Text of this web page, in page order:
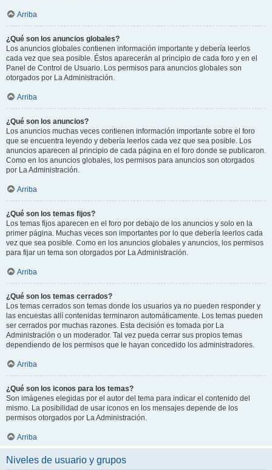
Arriba
¿Qué son los anuncios globales?
Los anuncios globales contienen información importante y debería leerlos
cada vez que sea posible. Éstos aparecerán al principio de cada foro y en el
Panel de Control de Usuario. Los permisos para anuncios globales son
otorgados por La Administración.
Arriba
¿Qué son los anuncios?
Los anuncios muchas veces contienen información importante sobre el foro
que se encuentra leyendo y debería leerlos cada vez que sea posible. Los
anuncios aparecen al principio de cada página en el foro donde se publicaron.
Como en los anuncios globales, los permisos para anuncios son otorgados
por La Administración.
Arriba
¿Qué son los temas fijos?
Los temas fijos aparecen en el foro por debajo de los anuncios y solo en la
primer página. Muchas veces son importantes por lo que debería leerlos cada
vez que sea posible. Como en los anuncios globales y anuncios, los permisos
para fijar un tema son otorgados por La Administración.
Arriba
¿Qué son los temas cerrados?
Los temas cerrados son temas donde los usuarios ya no pueden responder y
las encuestas allí contenidas terminaron automáticamente. Los temas pueden
ser cerrados por muchas razones. Esta decisión es tomada por La
Administración o un moderador. Tal vez pueda cerrar sus propios temas
dependiendo de los permisos que le hayan concedido los administradores.
Arriba
¿Qué son los iconos para los temas?
Son imágenes elegidas por el autor del tema para indicar el contenido del
mismo. La posibilidad de usar iconos en los mensajes depende de los
permisos otorgados por La Administración.
Arriba
Niveles de usuario y grupos